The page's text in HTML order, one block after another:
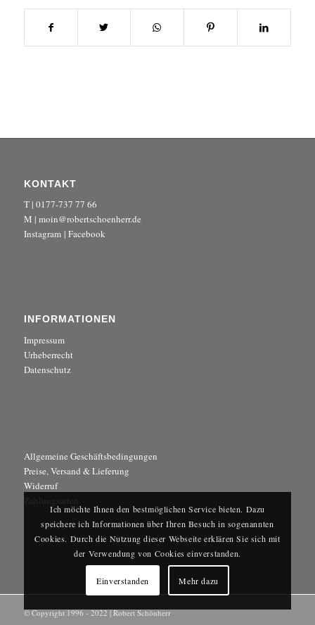
KONTAKT
T | 0177-737 77 66
M | moin@robertschoenherr.de
Instagram| Facebook
INFORMATIONEN
Impressum
Urheberrecht
Datenschutz
Allgemeine Geschäftsbedingungen
Preise, Versand & Lieferung
Widerruf
© Copyright 1996 - 2022 | Robert Schönherr
Ich möchte Ihnen den bestmöglichen Service bieten. Dazu
speichere ich Informationen über Ihren Besuch in sogenannten
Cookies. Durch die Nutzung dieser Webseite erklären Sie sich mit
der Verwendung von Cookies einverstanden.
Einverstanden Mehr dazu